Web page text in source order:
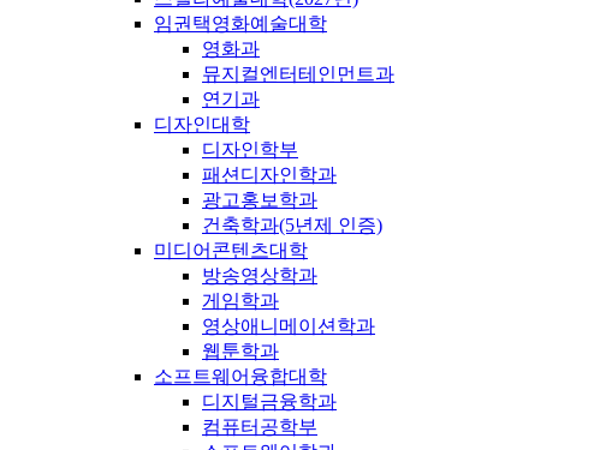
임권택영화예술대학
영화과
뮤지컬엔터테인먼트과
연기과
디자인대학
디자인학부
패션디자인학과
광고홍보학과
건축학과(5년제 인증)
미디어콘텐츠대학
방송영상학과
게임학과
영상애니메이션학과
웹툰학과
소프트웨어융합대학
디지털금융학과
컴퓨터공학부